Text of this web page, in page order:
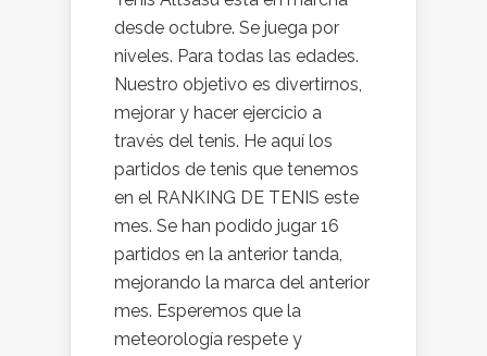
desde octubre. Se juega por
niveles. Para todas las edades.
Nuestro objetivo es divertirnos,
mejorar y hacer ejercicio a
través del tenis. He aquí los
partidos de tenis que tenemos
en el RANKING DE TENIS este
mes. Se han podido jugar 16
partidos en la anterior tanda,
mejorando la marca del anterior
mes. Esperemos que la
meteorología respete y